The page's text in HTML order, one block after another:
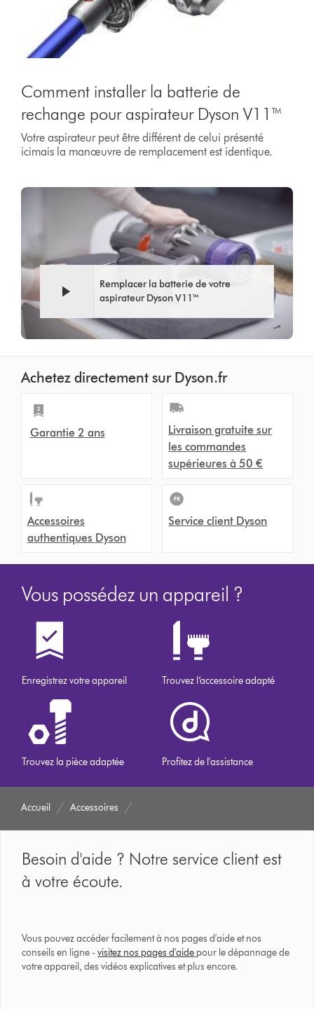
Comment installer la batterie de
rechange pour aspirateur Dyson V11™
Votre aspirateur peut être différent de celui présenté
icimais la manœuvre de remplacement est identique.
Remplacer la batterie de votre
aspirateur Dyson V11™
Achetez directement sur Dyson.fr
Garantie 2 ans
Livraison gratuite sur
les commandes
supérieures à 50 €
Accessoires
authentiques Dyson
Service client Dyson
Vous possédez un appareil ?
Enregistrez votre appareil Trouvez l’accessoire adapté
Trouvez la pièce adaptée Profitez de l'assistance
Accueil Accessoires
Besoin d'aide ? Notre service client est
à votre écoute.
Vous pouvez accéder facilement à nos pages d'aide et nos
conseils en ligne -visitez nos pages d'aide pour le dépannage de
votre appareil, des vidéos explicatives et plus encore.